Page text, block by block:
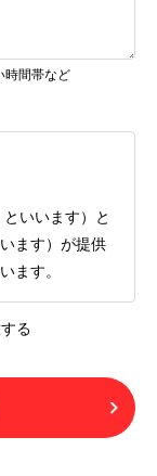
時間帯など
いいます）と
ます）が提供
ます。
といいます）
り扱いについ
ます。不承諾
をもってのみ
る